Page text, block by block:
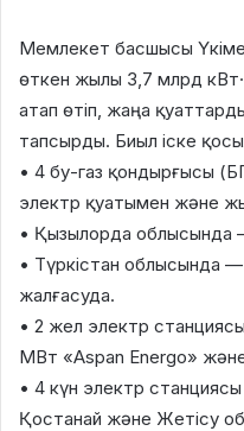
Мемлекет басшысы
өткен жылы 3,7 млрд
атап өтіп, жаңа
тапсырды. Биыл іске
• 4 бу-газ қондырғысы
электр қуатымен және
• Қызылорда
• Түркістан облысында
жалғасуда.
• 2 жел электр
МВт «Aspan Energo»
• 4 күн электр
Қостанай және Жетісу